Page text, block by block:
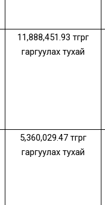
11,888,451.93 төгрөг
гаргуулах тухай
5,360,029.47 төгрөг
гаргуулах тухай